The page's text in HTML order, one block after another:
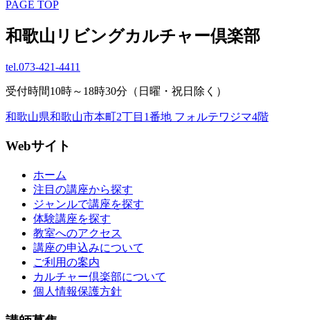
PAGE TOP
和歌山リビングカルチャー倶楽部
tel.073-421-4411
受付時間10時～18時30分（日曜・祝日除く）
和歌山県和歌山市本町2丁目1番地 フォルテワジマ4階
Webサイト
ホーム
注目の講座から探す
ジャンルで講座を探す
体験講座を探す
教室へのアクセス
講座の申込みについて
ご利用の案内
カルチャー倶楽部について
個人情報保護方針